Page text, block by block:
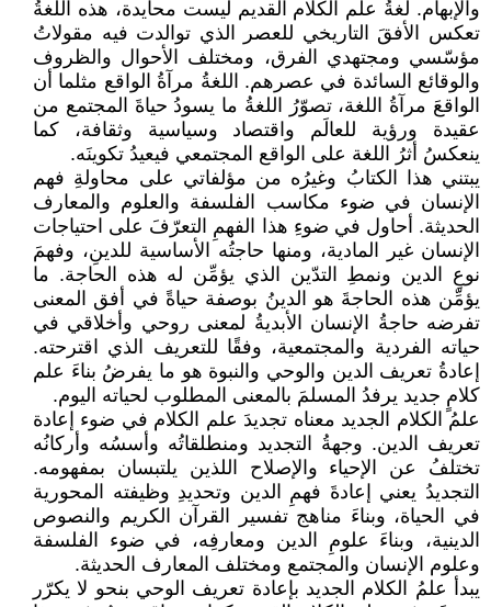
والإبهام. لغةُ علم الكلام القديم ليست محايدة، هذه اللغةُ
تعكس الأفقَ التاريخي للعصر الذي توالدت فيه مقولاتُ
مؤسّسي ومجتهدي الفرق، ومختلف الأحوال والظروف
والوقائع السائدة في عصرهم. اللغةُ مرآةُ الواقع مثلما أن
الواقعَ مرآةُ اللغة، تصوّرُ اللغةُ ما يسودُ حياةَ المجتمع من
عقيدة ورؤية للعالَم واقتصاد وسياسية وثقافة، كما
ينعكسُ أثرُ اللغة على الواقع المجتمعي فيعيدُ تكوينَه.
يبتني هذا الكتابُ وغيرُه من مؤلفاتي على محاولةِ فهم
الإنسان في ضوء مكاسب الفلسفة والعلوم والمعارف
الحديثة. أحاول في ضوءِ هذا الفهمِ التعرّفَ على احتياجات
الإنسان غير المادية، ومنها حاجتُه الأساسية للدينِ، وفهمَ
نوعِ الدين ونمطِ التدّين الذي يؤمِّن له هذه الحاجة. ما
يؤمِّن هذه الحاجةَ هو الدينُ بوصفة حياةً في أفق المعنى
تفرضه حاجةُ الإنسان الأبديةُ لمعنى روحي وأخلاقي في
حياته الفردية والمجتمعية، وفقًا للتعريف الذي اقترحته.
إعادةُ تعريف الدين والوحي والنبوة هو ما يفرضُ بناءَ علم
كلامٍ جديد يرفدُ المسلمَ بالمعنى المطلوب لحياته اليوم.
علمُ الكلام الجديد معناه تجديدَ علم الكلام في ضوء إعادة
تعريف الدين. وجهةُ التجديد ومنطلقاتُه وأسسُه وأركانُه
تختلفُ عن الإحياء والإصلاح اللذين يلتبسان بمفهومه.
التجديدُ يعني إعادةَ فهمِ الدين وتحديدِ وظيفته المحورية
في الحياة، وبناءَ مناهج تفسير القرآن الكريم والنصوص
الدينية، وبناءَ علومِ الدين ومعارفِه، في ضوء الفلسفة
وعلوم الإنسان والمجتمع ومختلف المعارف الحديثة.
يبدأ علمُ الكلام الجديد بإعادة تعريف الوحي بنحو لا يكرّر